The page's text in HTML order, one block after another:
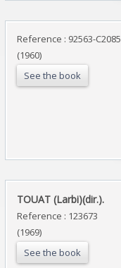
Reference : 92563-C2085
(1960)
See the book
‎TOUAT (Larbi)(dir.).‎
Reference : 123673
(1969)
See the book